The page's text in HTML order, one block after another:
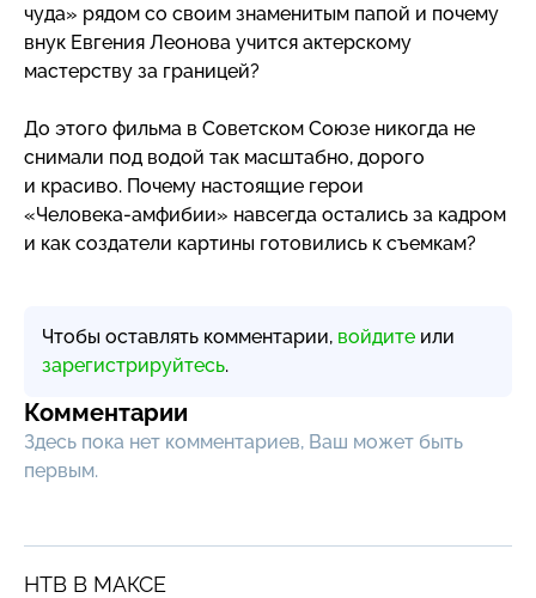
чуда» рядом со своим знаменитым папой и почему
внук Евгения Леонова учится актерскому
мастерству за границей?
До этого фильма в Советском Союзе никогда не
снимали под водой так масштабно, дорого
и красиво. Почему настоящие герои
«Человека-амфибии» навсегда остались за кадром
и как создатели картины готовились к съемкам?
Чтобы оставлять комментарии, войдите или
зарегистрируйтесь.
Комментарии
Здесь пока нет комментариев, Ваш может быть
первым.
НТВ В МАКСЕ